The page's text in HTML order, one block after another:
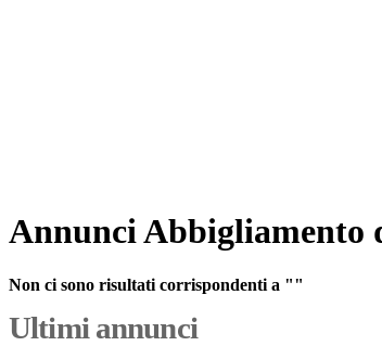
Annunci Abbigliamento
Non ci sono risultati corrispondenti a ""
Ultimi annunci